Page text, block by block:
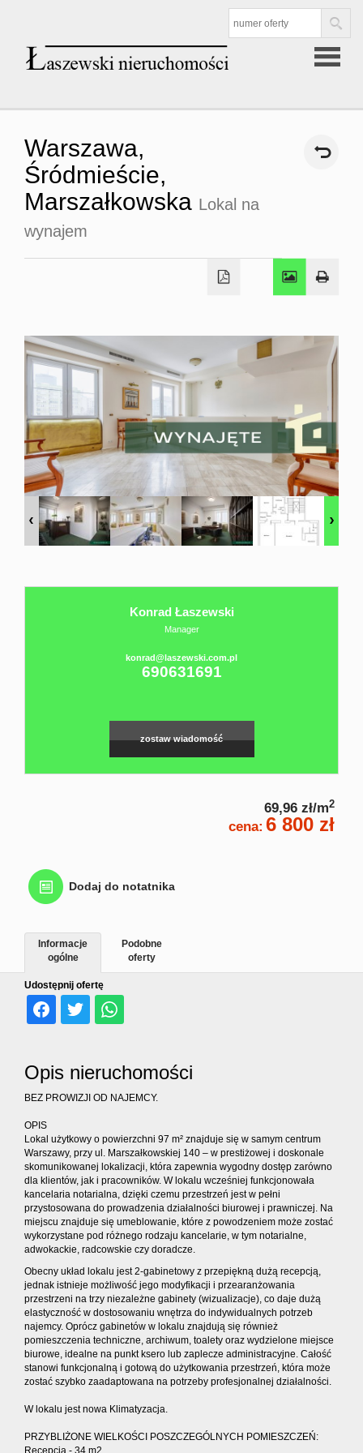
Strona
sprzedaż
sprzedaż
Home
Warszawa,
Śródmieście,
Marszałkowska Lokal na
wynajem
Konrad Łaszewski
Manager
konrad@laszewski.com.pl
690631691
zostaw wiadomość
69,96 zł/m2
cena: 6 800 zł
Dodaj do notatnika
Udostępnij ofertę
Informacje
ogólne
Podobne
oferty
Opis nieruchomości
BEZ PROWIZJI OD NAJEMCY.
OPIS
Lokal użytkowy o powierzchni 97 m² znajduje się w samym centrum
Warszawy, przy ul. Marszałkowskiej 140 – w prestiżowej i doskonale
skomunikowanej lokalizacji, która zapewnia wygodny dostęp zarówno
dla klientów, jak i pracowników. W lokalu wcześniej funkcjonowała
kancelaria notarialna, dzięki czemu przestrzeń jest w pełni
przystosowana do prowadzenia działalności biurowej i prawniczej. Na
miejscu znajduje się umeblowanie, które z powodzeniem może zostać
wykorzystane pod różnego rodzaju kancelarie, w tym notarialne,
adwokackie, radcowskie czy doradcze.
Obecny układ lokalu jest 2-gabinetowy z przepiękną dużą recepcją,
jednak istnieje możliwość jego modyfikacji i przearanżowania
przestrzeni na trzy niezależne gabinety (wizualizacje), co daje dużą
elastyczność w dostosowaniu wnętrza do indywidualnych potrzeb
najemcy. Oprócz gabinetów w lokalu znajdują się również
pomieszczenia techniczne, archiwum, toalety oraz wydzielone miejsce
biurowe, idealne na punkt ksero lub zaplecze administracyjne. Całość
stanowi funkcjonalną i gotową do użytkowania przestrzeń, która może
zostać szybko zaadaptowana na potrzeby profesjonalnej działalności.
W lokalu jest nowa Klimatyzacja.
PRZYBLIŻONE WIELKOŚCI POSZCZEGÓLNYCH POMIESZCZEŃ: